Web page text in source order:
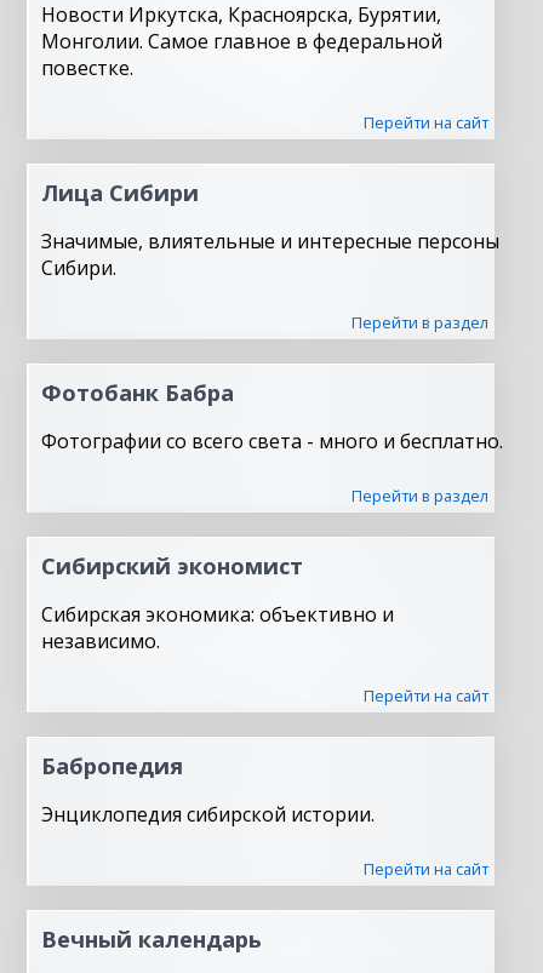
Новости Иркутска, Красноярска, Бурятии,
Монголии. Самое главное в федеральной
повестке.
Перейти на сайт
Лица Сибири
Значимые, влиятельные и интересные персоны
Сибири.
Перейти в раздел
Фотобанк Бабра
Фотографии со всего света - много и бесплатно.
Перейти в раздел
Сибирский экономист
Сибирская экономика: объективно и
независимо.
Перейти на сайт
Бабропедия
Энциклопедия сибирской истории.
Перейти на сайт
Вечный календарь